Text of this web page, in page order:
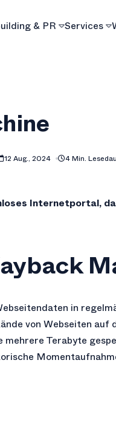
& PR Services
12 Aug., 2024 4 Min.
Internetportal,
in
von Webseiten
Terabyte